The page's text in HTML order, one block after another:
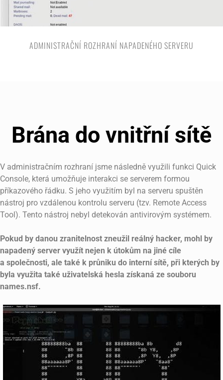
ADMINISTRAČNÍ ROZHRANÍ NAPADENÉHO SERVERU
Brána do vnitřní sítě
V administračním rozhraní jsme následně využili funkci Quick
Console, která umožňuje interakci se serverem formou
příkazového řádku. S jeho využitím byl na serveru spuštěn
nástroj pro vzdálenou kontrolu serveru (tzv. Remote Access
Tool). Tento nástroj nebyl detekován antivirovým systémem.
Pokud by danou zranitelnost zneužil reálný hacker, mohl by
napadený server využít nejen k útokům na jiné cíle
a společnosti, ale také k průniku do interní sítě, při kterých by
byla využita také uživatelská hesla získaná ze souboru
names.nsf.